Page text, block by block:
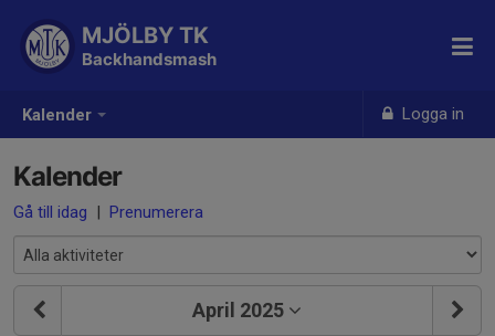
Kalender Logga in
MJÖLBY TK
Backhandsmash
Kalender
Gå till idag | Prenumerera
April 2025